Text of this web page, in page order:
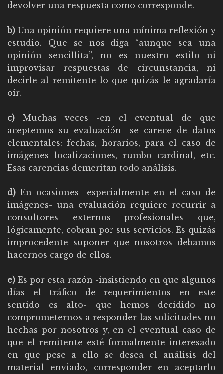
devolver una respuesta como corresponde.
b) Una opinión requiere una mínima reflexión y
estudio. Que se nos diga “aunque sea una
opinión sencillita”, no es nuestro estilo ni
improvisar respuestas de circunstancia, ni
decirle al remitente lo que quizás le agradaría
oír.
c) Muchas veces -en el eventual de que
aceptemos su evaluación- se carece de datos
elementales: fechas, horarios, para el caso de
imágenes localizaciones, rumbo cardinal, etc.
Esas carencias demeritan todo análisis.
d) En ocasiones -especialmente en el caso de
imágenes- una evaluación requiere recurrir a
consultores externos profesionales que,
lógicamente, cobran por sus servicios. Es quizás
improcedente suponer que nosotros debamos
hacernos cargo de ellos.
e) Es por esta razón -insistiendo en que algunos
días el tráfico de requerimientos en este
sentido es alto- que hemos decidido no
comprometernos a responder las solicitudes no
hechas por nosotros y, en el eventual caso de
que el remitente esté formalmente interesado
en que pese a ello se desea el análisis del
material enviado, corresponder en aceptarlo